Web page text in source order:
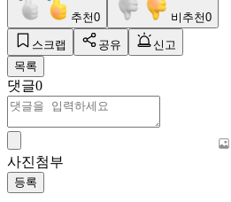
추천0 비추천0
스크랩 공유
신고
목록
댓글0
사진첨부
등록